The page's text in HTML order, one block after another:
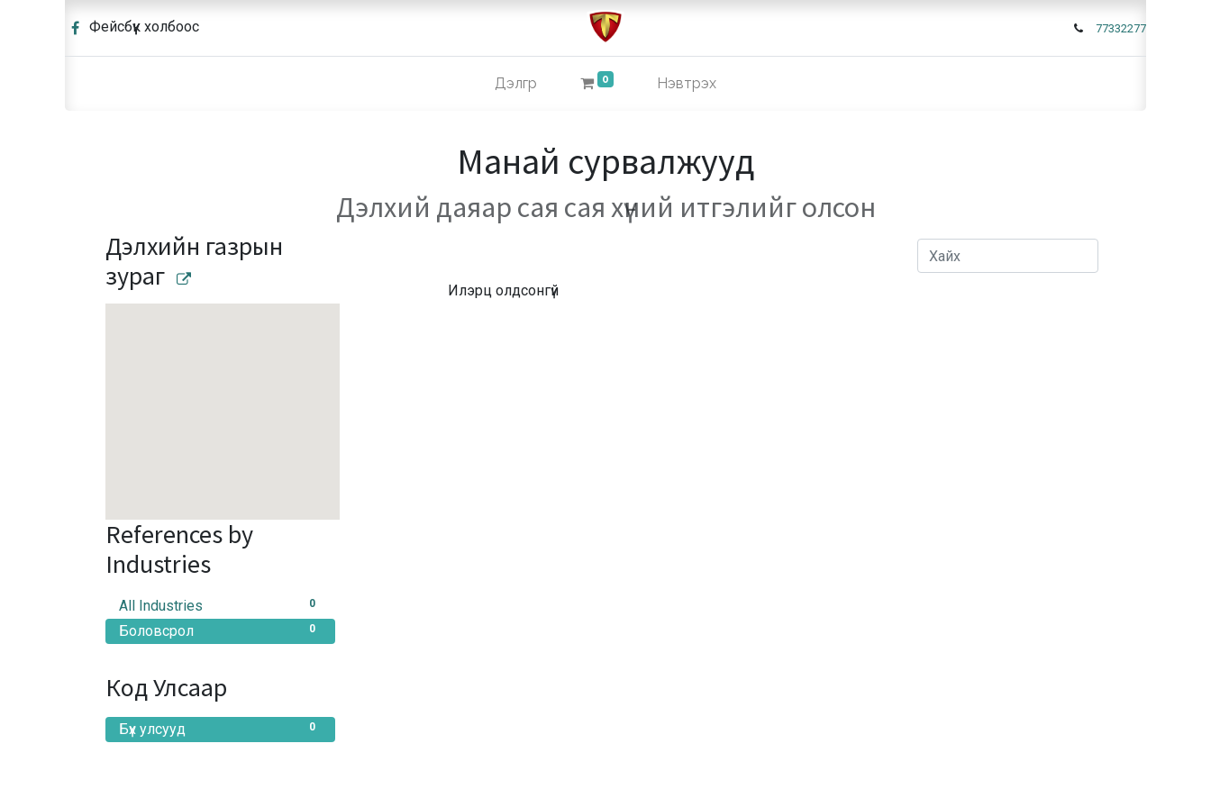
Фейсбүүк холбоос 77332277
Дэлгүүр 0 Нэвтрэх
Манай сурвалжууд
Дэлхий даяар сая сая хүний итгэлийг олсон
Дэлхийн газрын
зураг
References by
Industries
0
All Industries
0
Боловсрол
Код Улсаар
0
Бүх улсууд
Илэрц олдсонгүй